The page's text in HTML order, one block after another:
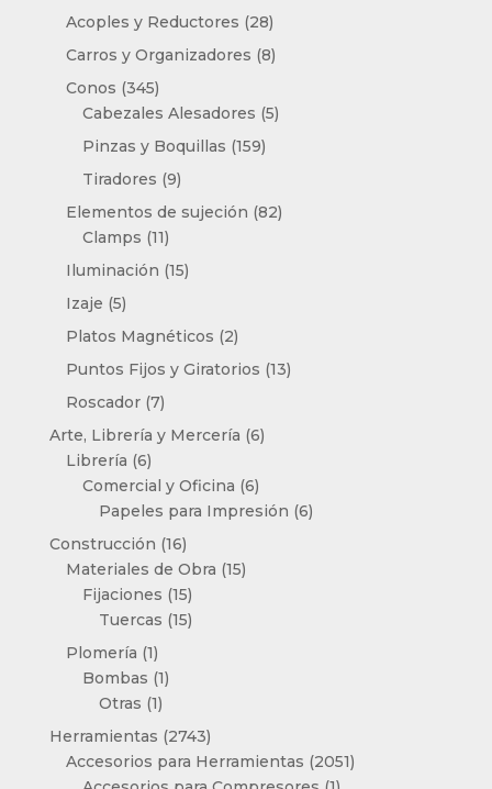
productos
Acoples y Reductores 2828
productos
Carros y Organizadores 88
Conos 345345
productos
Cabezales Alesadores 55
Pinzas y Boquillas 159159
Tiradores 99
productos
Elementos de sujeción 8282
Clamps 1111
productos
Iluminación 1515
Izaje 55
productos
Platos Magnéticos 22
productos
Puntos Fijos y Giratorios 1313
Roscador 77
productos
Arte, Librería y Mercería 66
Librería 66
productos
Comercial y Oficina 66
productos
Papeles para Impresión 66
Construcción 1616
productos
Materiales de Obra 1515
Fijaciones 1515
productos
Tuercas 1515
Plomería 11
producto
Bombas 11
Otras 11
producto
Herramientas 27432743
productos
Accesorios para Herramientas 20512051